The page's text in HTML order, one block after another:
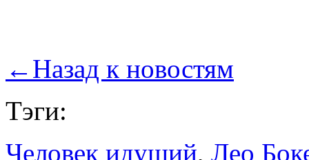
← Назад к новостям
Тэги:
Человек идущий, Лео